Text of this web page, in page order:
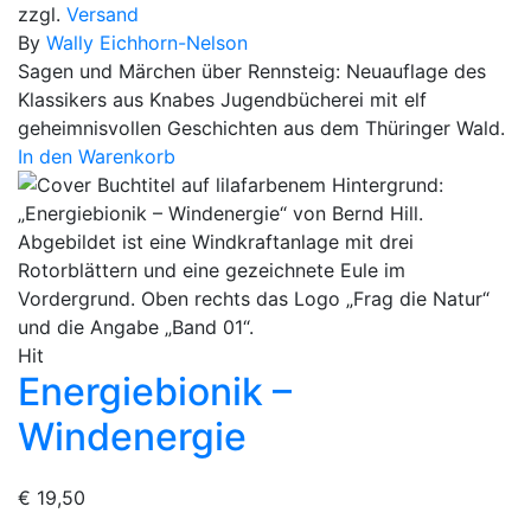
zzgl. Versand
By Wally Eichhorn-Nelson
Sagen und Märchen über Rennsteig: Neuauflage des
Klassikers aus Knabes Jugendbücherei mit elf
geheimnisvollen Geschichten aus dem Thüringer Wald.
In den Warenkorb
Hit
Energiebionik –
Windenergie
€ 19,50